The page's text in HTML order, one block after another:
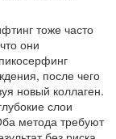
тоже часто
они
после чего
новый коллаген.
слои
метода требуют